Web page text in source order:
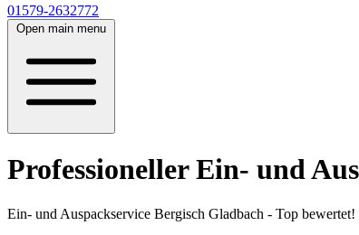
01579-2632772
Open main menu
Professioneller Ein- und
Ein- und Auspackservice Bergisch Gladbach - Top